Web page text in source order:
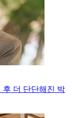
후 더 단단해진 박